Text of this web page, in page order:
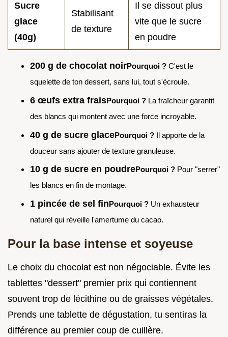
Sucre
glace
(40g)
Stabilisant
de texture
Il se dissout plus
vite que le sucre
en poudre
200 g de chocolat noirPourquoi ? C'est le
squelette de ton dessert, sans lui, tout s'écroule.
6 œufs extra fraisPourquoi ? La fraîcheur garantit
des blancs qui montent avec une force incroyable.
40 g de sucre glacePourquoi ? Il apporte de la
douceur sans ajouter de texture granuleuse.
10 g de sucre en poudrePourquoi ? Pour "serrer"
les blancs en fin de montage.
1 pincée de sel finPourquoi ? Un exhausteur
naturel qui réveille l'amertume du cacao.
Pour la base intense et soyeuse
Le choix du chocolat est non négociable. Évite les
tablettes "dessert" premier prix qui contiennent
souvent trop de lécithine ou de graisses végétales.
Prends une tablette de dégustation, tu sentiras la
différence au premier coup de cuillère.